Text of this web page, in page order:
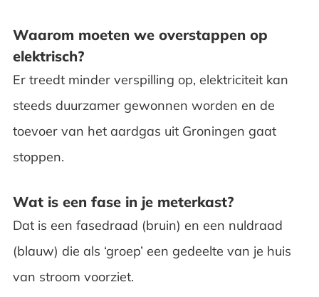
Waarom moeten we overstappen op
elektrisch?
Er treedt minder verspilling op, elektriciteit kan
steeds duurzamer gewonnen worden en de
toevoer van het aardgas uit Groningen gaat
stoppen.
Wat is een fase in je meterkast?
Dat is een fasedraad (bruin) en een nuldraad
(blauw) die als ‘groep’ een gedeelte van je huis
van stroom voorziet.